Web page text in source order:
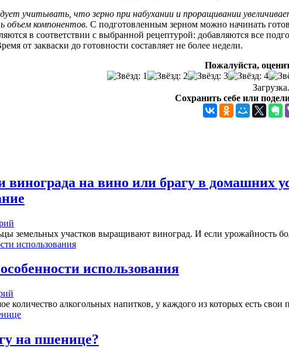
учитывать, что зерно при набухании и проращивании
объем компонентов. С подготовленным зерном можно начинать
в соответствии с выбранной рецептурой: добавляются все
от закваски до готовности составляет не более недели.
Пожалуйста,
Сохранить себе или
винограда на вино или брагу в домашних
земельных участков выращивают виноград. И если урожайность
использования
количество алкогольных напитков, у каждого из которых есть
на пшенице?